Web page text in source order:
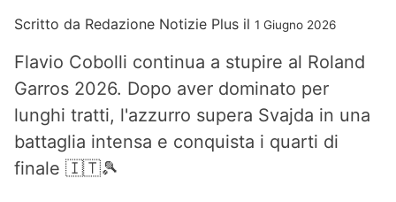
Scritto da Redazione Notizie Plus il 1 Giugno 2026
Flavio Cobolli continua a stupire al Roland
Garros 2026. Dopo aver dominato per
lunghi tratti, l'azzurro supera Svajda in una
battaglia intensa e conquista i quarti di
finale 🇮🇹🎾